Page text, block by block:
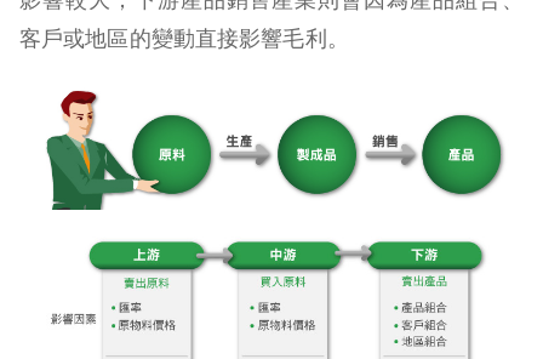
客戶或地區的變動直接影響毛利。